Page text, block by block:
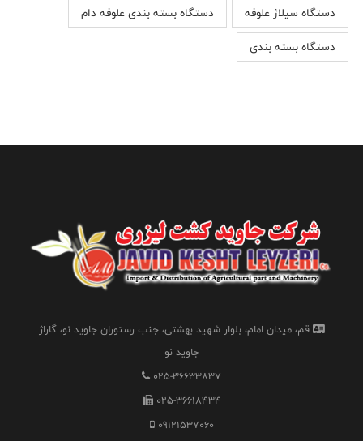
دستگاه سیلاژ علوفه
دستگاه بسته بندی علوفه دام
دستگاه بسته بندی
قم، میدان امام، بلوار شهید بهشتی، جنب رستوران جاوید نو، گاراژ
جاوید نو
025-36633837
025-36618434
09121537060